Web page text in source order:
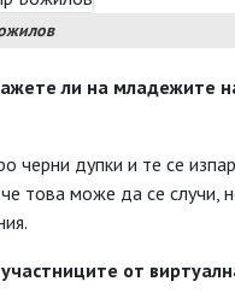
ли на младежите
черни дупки и те се
това може да се случи,
от